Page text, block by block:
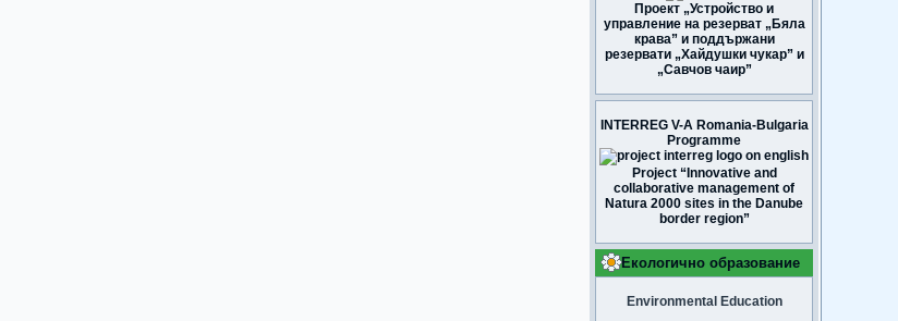
Проект „Устройство и
управление на резерват „Бяла
крава” и поддържани
резервати „Хайдушки чукар” и
„Савчов чаир”
INTERREG V-A Romania-Bulgaria
Programme
Project “Innovative and
collaborative management of
Natura 2000 sites in the Danube
border region”
Екологично образование
Environmental Education